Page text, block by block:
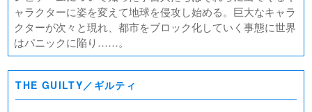
ャラクターに姿を変えて地球を侵攻し始める。巨大なキャラ
クターが次々と現れ、都市をブロック化していく事態に世界
はパニックに陥り……。
THE GUILTY／ギルティ